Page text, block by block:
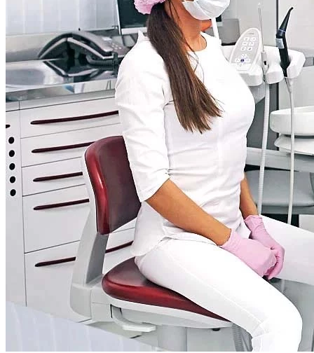
Съемное протезирование
Условно-съемное протезирование
Коронки и мостовидные протезы
Все услуги раздела
Ортодонтия. Выравнивание зубов
Брекет-системы
Металлические брекеты